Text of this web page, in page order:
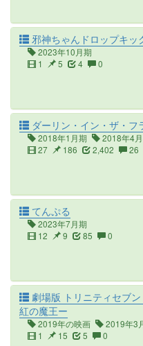
邪神ちゃんドロップキッ
2023年10月期
1
5 4 0
ダーリン・イン・ザ・フ
2018年1月期
2018年4
27
186 2,402 26
てんぷる
2023年7月期
12
9 85 0
劇場版 トリニティセブ
紅の魔王ー
2019年の映画
2019年3
1
15 5 0